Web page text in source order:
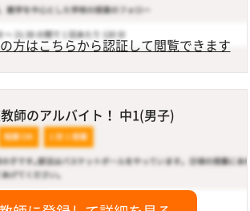
方はこちらから認証して閲覧できます
師のアルバイト！ 中1(男子)